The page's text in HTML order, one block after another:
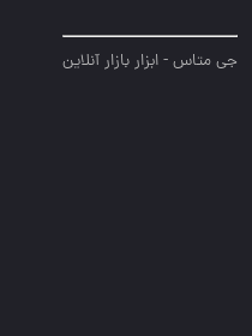
جی متاس - ابزار بازار آنلاین